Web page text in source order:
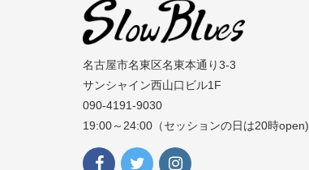
名古屋市名東区名東本通り3-3
サンシャイン西山口ビル1F
090-4191-9030
19:00～24:00（セッションの日は20時open)